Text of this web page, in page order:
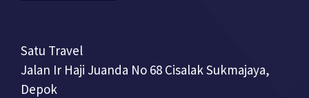
Satu Travel
Jalan Ir Haji Juanda No 68 Cisalak Sukmajaya,
Depok